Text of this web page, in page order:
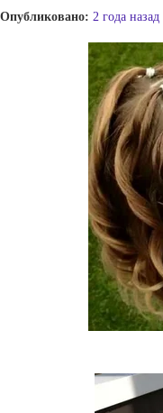
Опубликовано: 2 года назад